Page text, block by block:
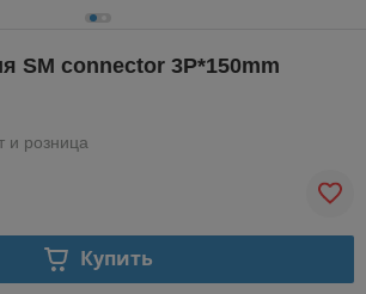
SM connector 3P*150mm
и розница
Купить